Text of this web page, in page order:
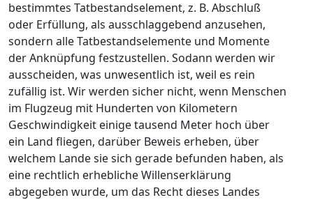
bestimmtes Tatbestandselement, z. B. Abschluß
oder Erfüllung, als ausschlaggebend anzusehen,
sondern alle Tatbestandselemente und Momente
der Anknüpfung festzustellen. Sodann werden wir
ausscheiden, was unwesentlich ist, weil es rein
zufällig ist. Wir werden sicher nicht, wenn Menschen
im Flugzeug mit Hunderten von Kilometern
Geschwindigkeit einige tausend Meter hoch über
ein Land fliegen, darüber Beweis erheben, über
welchem Lande sie sich gerade befunden haben, als
eine rechtlich erhebliche Willenserklärung
abgegeben wurde, um das Recht dieses Landes